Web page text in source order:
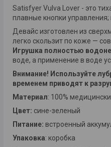
Satisfyer Vulva Lover - это
плавные кнопки
Девайс изготовлен из
легко скользит по коже —
Игрушка полностью
воде, а применение в воде
Внимание! Используйте
временем приводят к
Материал: 100%
Цвет: сине-зеленый
Питание: встроенный
Упаковка: коробка